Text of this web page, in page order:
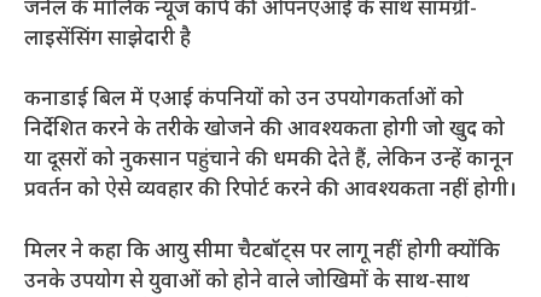
जर्नल के मालिक न्यूज कॉर्प की ओपनएआई के साथ सामग्री-
लाइसेंसिंग साझेदारी है
कनाडाई बिल में एआई कंपनियों को उन उपयोगकर्ताओं को
निर्देशित करने के तरीके खोजने की आवश्यकता होगी जो खुद को
या दूसरों को नुकसान पहुंचाने की धमकी देते हैं, लेकिन उन्हें कानून
प्रवर्तन को ऐसे व्यवहार की रिपोर्ट करने की आवश्यकता नहीं होगी।
मिलर ने कहा कि आयु सीमा चैटबॉट्स पर लागू नहीं होगी क्योंकि
उनके उपयोग से युवाओं को होने वाले जोखिमों के साथ-साथ